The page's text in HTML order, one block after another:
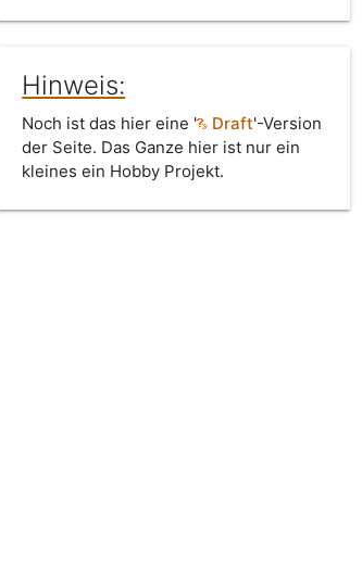
Hinweis:
Noch ist das hier eine ' Draft'-Version
der Seite. Das Ganze hier ist nur ein
kleines ein Hobby Projekt.